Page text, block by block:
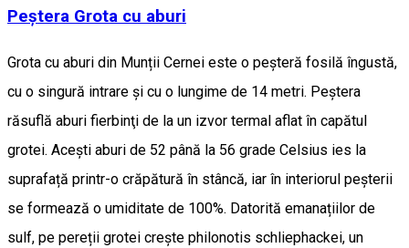
Peștera Grota cu aburi
Grota cu aburi din Munții Cernei este o peșteră fosilă îngustă,
cu o singură intrare și cu o lungime de 14 metri. Peştera
răsuflă aburi fierbinţi de la un izvor termal aflat în capătul
grotei. Acești aburi de 52 până la 56 grade Celsius ies la
suprafață printr-o crăpătură în stâncă, iar în interiorul peșterii
se formează o umiditate de 100%. Datorită emanațiilor de
sulf, pe pereții grotei crește philonotis schliephackei, un